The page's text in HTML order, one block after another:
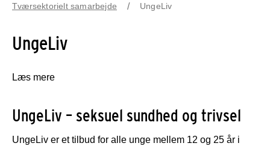
Tværsektorielt samarbejde
UngeLiv
UngeLiv
Læs mere
UngeLiv – seksuel sundhed og trivsel
UngeLiv er et tilbud for alle unge mellem 12 og 25 år i